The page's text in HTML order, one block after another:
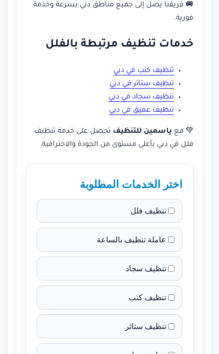
🚐 فريقنا يصل إلى جميع مناطق دبي بسرعة وخدمة
فورية.
خدمات تنظيف مرتبطة بالفلل
تنظيف كنب في دبي
تنظيف ستائر في دبي
تنظيف سجاد في دبي
تنظيف عميق في دبي
💚 مع ياسمين للتنظيف تحصل على خدمة تنظيف
فلل في دبي بأعلى مستوى من الجودة والاحترافية.
اختر الخدمات المطلوبة
تنظيف فلل
عاملة تنظيف بالساعة
تنظيف سجاد
تنظيف كنب
تنظيف ستائر